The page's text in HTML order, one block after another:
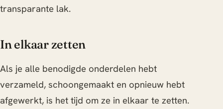
transparante lak.
In elkaar zetten
Als je alle benodigde onderdelen hebt
verzameld, schoongemaakt en opnieuw hebt
afgewerkt, is het tijd om ze in elkaar te zetten.